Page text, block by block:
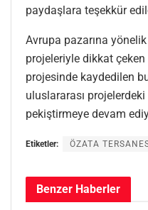
paydaşlara teşekkür
Avrupa pazarına
projeleriyle dikkat çeken
projesinde kaydedilen
uluslararası
pekiştirmeye devam
Etiketler: ÖZATA
Benzer Haberler